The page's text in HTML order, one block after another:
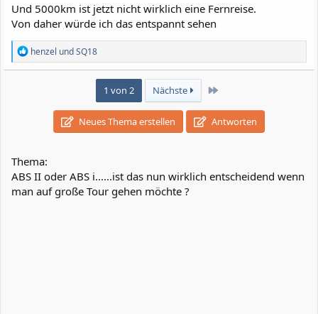
Und 5000km ist jetzt nicht wirklich eine Fernreise.
Von daher würde ich das entspannt sehen
R
e
a
:
henzel undSQ18
1 von 2 Nächste Letzte
Neues Thema erstellen Antworten
Thema:
ABS II oder ABS i......ist das nun wirklich entscheidend wenn
man auf große Tour gehen möchte ?